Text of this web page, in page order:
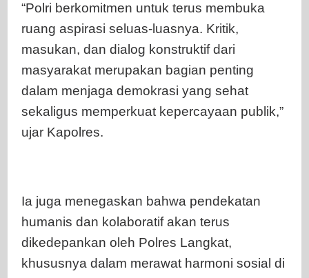
“Polri berkomitmen untuk terus membuka
ruang aspirasi seluas-luasnya. Kritik,
masukan, dan dialog konstruktif dari
masyarakat merupakan bagian penting
dalam menjaga demokrasi yang sehat
sekaligus memperkuat kepercayaan publik,”
ujar Kapolres.
Ia juga menegaskan bahwa pendekatan
humanis dan kolaboratif akan terus
dikedepankan oleh Polres Langkat,
khususnya dalam merawat harmoni sosial di